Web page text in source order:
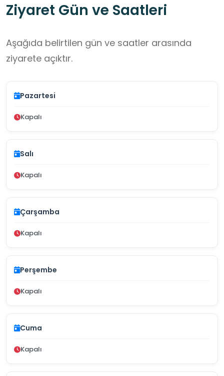
Ziyaret Gün ve Saatleri
Aşağıda belirtilen gün ve saatler arasında
ziyarete açıktır.
Pazartesi
Kapalı
Salı
Kapalı
Çarşamba
Kapalı
Perşembe
Kapalı
Cuma
Kapalı